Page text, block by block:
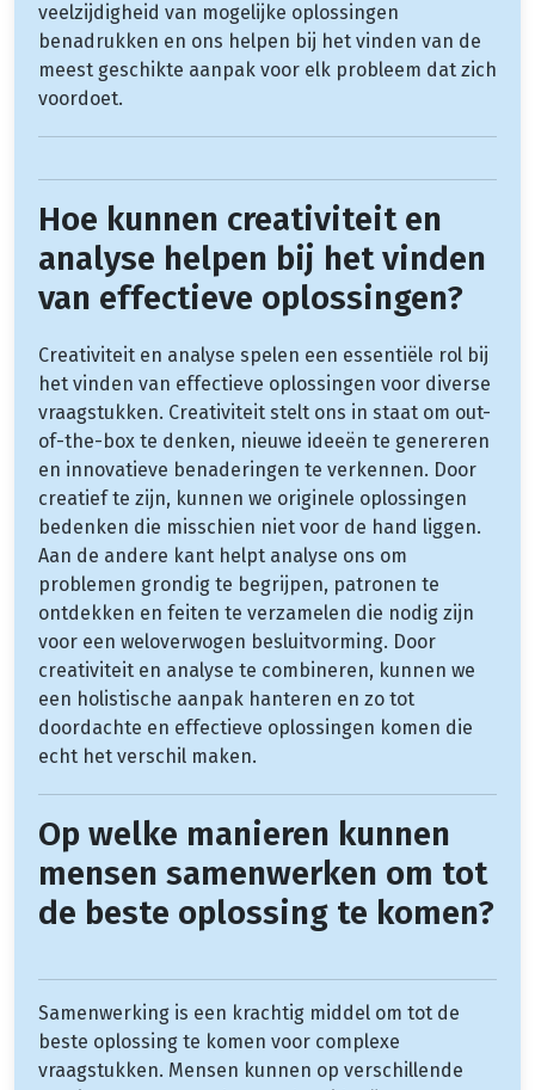
veelzijdigheid van mogelijke oplossingen
benadrukken en ons helpen bij het vinden van de
meest geschikte aanpak voor elk probleem dat zich
voordoet.
Hoe kunnen creativiteit en
analyse helpen bij het vinden
van effectieve oplossingen?
Creativiteit en analyse spelen een essentiële rol bij
het vinden van effectieve oplossingen voor diverse
vraagstukken. Creativiteit stelt ons in staat om out-
of-the-box te denken, nieuwe ideeën te genereren
en innovatieve benaderingen te verkennen. Door
creatief te zijn, kunnen we originele oplossingen
bedenken die misschien niet voor de hand liggen.
Aan de andere kant helpt analyse ons om
problemen grondig te begrijpen, patronen te
ontdekken en feiten te verzamelen die nodig zijn
voor een weloverwogen besluitvorming. Door
creativiteit en analyse te combineren, kunnen we
een holistische aanpak hanteren en zo tot
doordachte en effectieve oplossingen komen die
echt het verschil maken.
Op welke manieren kunnen
mensen samenwerken om tot
de beste oplossing te komen?
Samenwerking is een krachtig middel om tot de
beste oplossing te komen voor complexe
vraagstukken. Mensen kunnen op verschillende